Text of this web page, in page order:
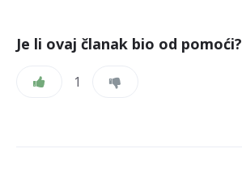
Je li ovaj članak bio od pomoći?
1